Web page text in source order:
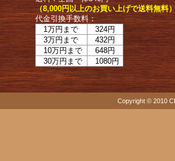
（8,000円以上のお買い上げで送料無料
代金引換手数料：
1万円まで
324円
3万円まで
432円
10万円まで
648円
30万円まで
1080円
Copyright © 2010